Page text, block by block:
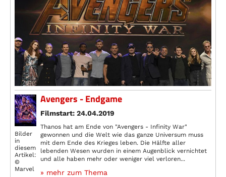
Bilder
in
diesem
Artikel:
©
Marvel
Avengers - Endgame
Filmstart: 24.04.2019
Thanos hat am Ende von "Avengers - Infinity War"
gewonnen und die Welt wie das ganze Universum muss
mit dem Ende des Krieges leben. Die Hälfte aller
lebenden Wesen wurden in einem Augenblick vernichtet
und alle haben mehr oder weniger viel verloren...
» mehr zum Thema